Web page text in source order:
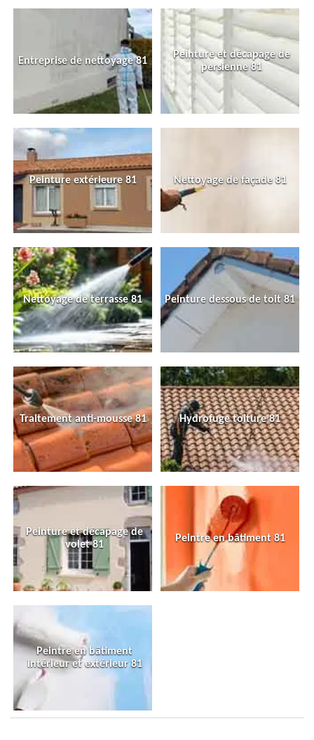
Entreprise de nettoyage 81
Peinture et décapage de
persienne 81
Peinture extérieure 81 Nettoyage de façade 81
Nettoyage de terrasse 81 Peinture dessous de toit 81
Traitement anti-mousse 81 Hydrofuge toiture 81
Peinture et décapage de
volet 81
Peintre en bâtiment 81
Peintre en bâtiment
intérieur et extérieur 81